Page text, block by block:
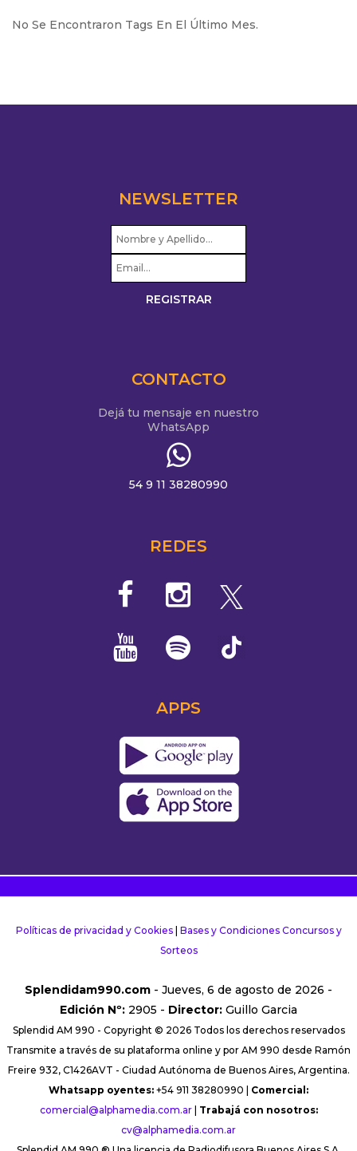
No Se Encontraron Tags En El Último Mes.
NEWSLETTER
CONTACTO
Dejá tu mensaje en nuestro
WhatsApp
54 9 11 38280990
REDES
APPS
Políticas de privacidad y Cookies| Bases y Condiciones Concursos y
Sorteos
Splendidam990.com - Jueves, 6 de agosto de 2026 -
Edición Nº: 2905 - Director: Guillo Garcia
Splendid AM 990 - Copyright © 2026 Todos los derechos reservados
Transmite a través de su plataforma online y por AM 990 desde Ramón
Freire 932, C1426AVT - Ciudad Autónoma de Buenos Aires, Argentina.
Whatsapp oyentes: +54 911 38280990 | Comercial:
comercial@alphamedia.com.ar| Trabajá con nosotros:
cv@alphamedia.com.ar